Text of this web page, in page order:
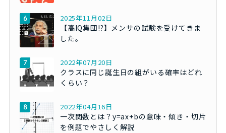
2025年11月02日
【高IQ集団!?】メンサの試験を受けてきま
した。
2022年07月20日
クラスに同じ誕生日の組がいる確率はどれ
くらい？
2022年04月16日
一次関数とは？y=ax+bの意味・傾き・切片
を例題でやさしく解説